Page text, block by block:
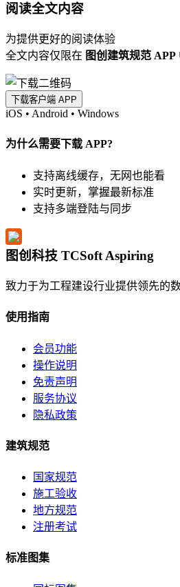
阅读全文内容
为提供更好的阅读体验
全文内容仅限在 图创建筑规范 APP
下载客户端 APP
iOS • Android • Windows
为什么需要下载 APP?
支持离线缓存，无网也能看
实时更新，掌握最新标准
支持多端登陆与同步
图创科技 TCSoft Aspiring
致力于为工程建设行业提供领先的
使用指南
会员功能
操作说明
免责声明
服务协议
隐私政策
建筑规范
国家规范
施工验收
地方规范
注册考试
标准图集